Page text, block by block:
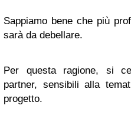
Sappiamo bene che più
sarà da debellare.
Per questa ragione, si
partner, sensibili alla
progetto.